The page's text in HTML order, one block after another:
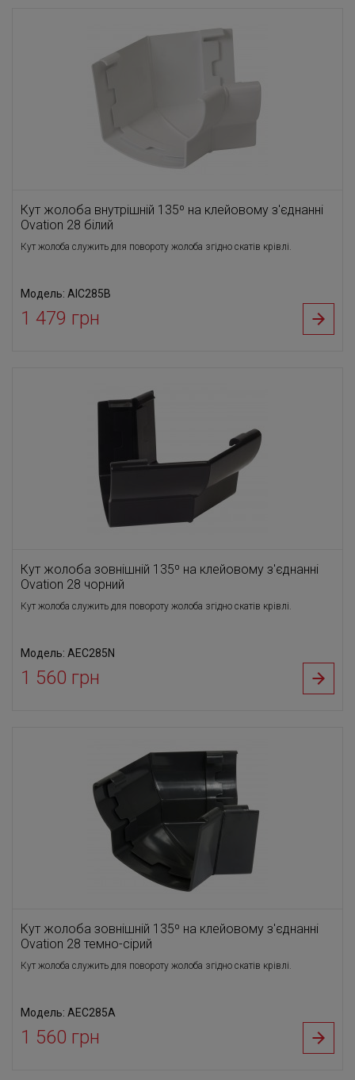
Кут жолоба внутрішній 135⁰ на клейовому з'єднанні
Ovation 28 білий
Кут жолоба служить для повороту жолоба згідно скатів крівлі.
Модель: AIC285B
1 479 грн
Кут жолоба зовнішній 135⁰ на клейовому з'єднанні
Ovation 28 чорний
Кут жолоба служить для повороту жолоба згідно скатів крівлі.
Модель: AEC285N
1 560 грн
Кут жолоба зовнішній 135⁰ на клейовому з'єднанні
Ovation 28 темно-сірий
Кут жолоба служить для повороту жолоба згідно скатів крівлі.
Модель: AEC285A
1 560 грн